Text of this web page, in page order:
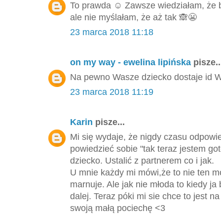
To prawda ☺️ Zawsze wiedziałam,
ale nie myślałam, że aż tak 🙈😬
23 marca 2018 11:18
on my way - ewelina lipińska
Na pewno Wasze dziecko dostaje id
23 marca 2018 11:19
Karin pisze...
Mi się wydaje, że nigdy czasu
powiedzieć sobie "tak teraz jestem
dziecko. Ustalić z partnerem co i jak.
U mnie każdy mi mówi,że to nie ten
marnuje. Ale jak nie młoda to kiedy ja
dalej. Teraz póki mi sie chce to jest
swoją małą pociechę <3